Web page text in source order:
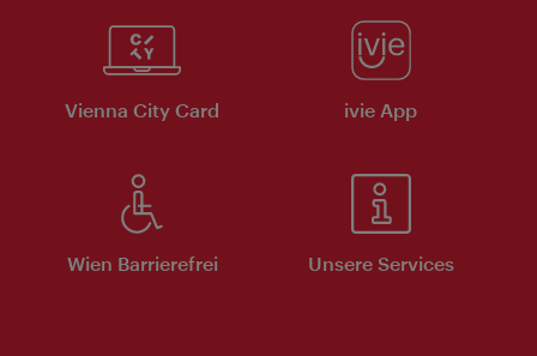
Vienna City Card ivie App
Wien Barrierefrei Unsere Services